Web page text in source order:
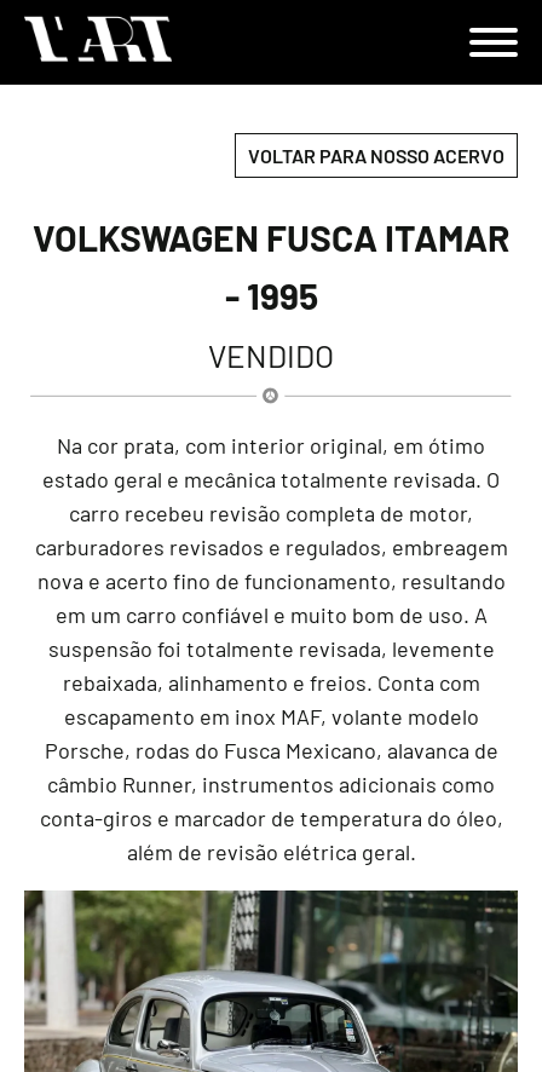
VOLTAR PARA NOSSO ACERVO
VOLKSWAGEN FUSCA ITAMAR
- 1995
VENDIDO
Na cor prata, com interior original, em ótimo
estado geral e mecânica totalmente revisada. O
carro recebeu revisão completa de motor,
carburadores revisados e regulados, embreagem
nova e acerto fino de funcionamento, resultando
em um carro confiável e muito bom de uso. A
suspensão foi totalmente revisada, levemente
rebaixada, alinhamento e freios. Conta com
escapamento em inox MAF, volante modelo
Porsche, rodas do Fusca Mexicano, alavanca de
câmbio Runner, instrumentos adicionais como
conta-giros e marcador de temperatura do óleo,
além de revisão elétrica geral.